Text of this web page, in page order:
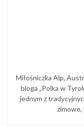
Miłośniczka Alp,
bloga „Polka w
jednym z